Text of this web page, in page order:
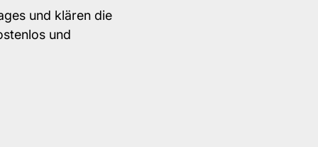
und klären die
und